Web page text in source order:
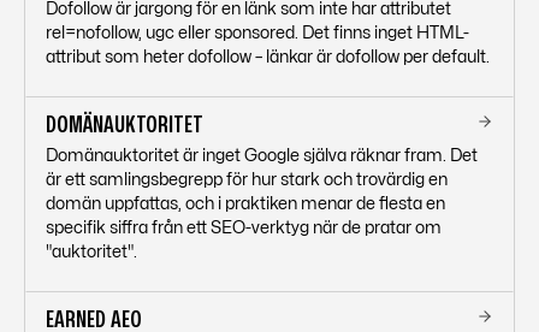
Dofollow är jargong för en länk som inte har attributet
rel=nofollow, ugc eller sponsored. Det finns inget HTML-
attribut som heter dofollow – länkar är dofollow per default.
DOMÄNAUKTORITET
Domänauktoritet är inget Google själva räknar fram. Det
är ett samlingsbegrepp för hur stark och trovärdig en
domän uppfattas, och i praktiken menar de flesta en
specifik siffra från ett SEO-verktyg när de pratar om
"auktoritet".
EARNED AEO